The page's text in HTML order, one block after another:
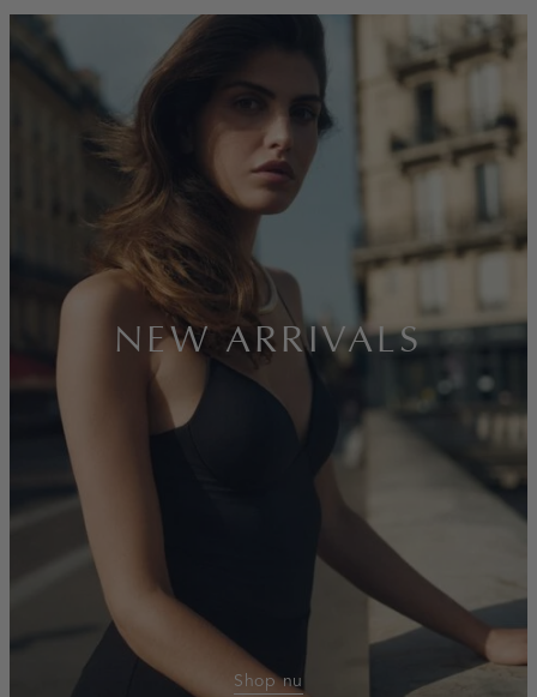
middle
banner:new-
arrivals
NEW ARRIVALS
Shop nu